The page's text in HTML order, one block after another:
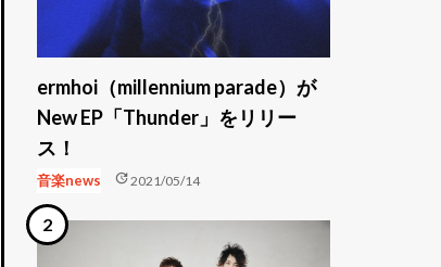
ermhoi（millennium parade）が
New EP「Thunder」をリリー
ス！
音楽news update2021/05/14